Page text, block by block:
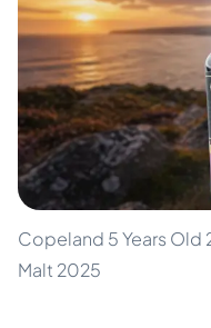
Copeland 5 Years Old
Malt 2025